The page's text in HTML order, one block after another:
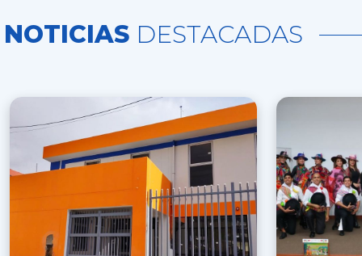
NOTICIAS DESTACADAS